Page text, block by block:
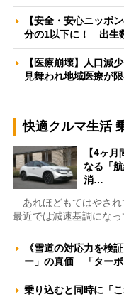
【安全・安心ニッポ
分の1以下に！ 出生
【医療崩壊】人口減
見舞われ地域医療が
快適クルマ生活
【4ヶ
なる「
消…
あれほどもてはやされ
最近では減速基調にな
《雪道の対応力を検
ー」の真価 「ター
乗り込むと同時に「